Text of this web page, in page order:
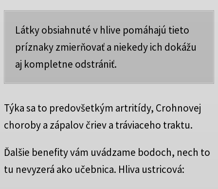
Látky obsiahnuté v hlive pomáhajú tieto
príznaky zmierňovať a niekedy ich dokážu
aj kompletne odstrániť.
Týka sa to predovšetkým artritídy, Crohnovej
choroby a zápalov čriev a tráviaceho traktu.
Ďalšie benefity vám uvádzame bodoch, nech to
tu nevyzerá ako učebnica. Hliva ustricová: